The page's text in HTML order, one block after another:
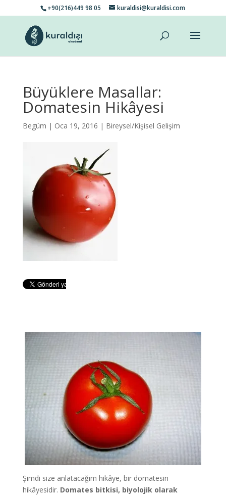
+90(216)449 98 05 kuraldisi@kuraldisi.com
Büyüklere Masallar:
Domatesin Hikâyesi
Begüm | Oca 19, 2016 | Bireysel/Kişisel Gelişim
Şimdi size anlatacağım hikâye, bir domatesin
hikâyesidir. Domates bitkisi, biyolojik olarak